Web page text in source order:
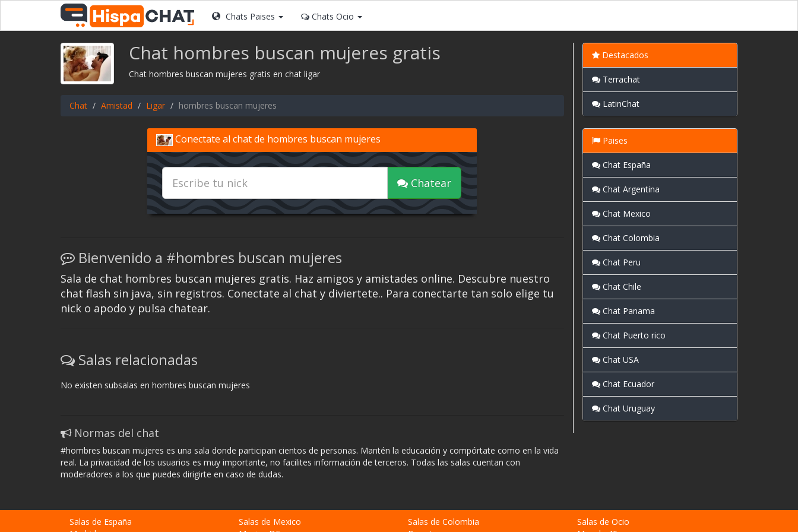
Chats Paises Chats Ocio
Chat hombres buscan mujeres gratis
Chat hombres buscan mujeres gratis en chat ligar
Chat Amistad Ligar hombres buscan mujeres
Conectate al chat de hombres buscan mujeres
Chatear
Bienvenido a #hombres buscan mujeres
Sala de chat hombres buscan mujeres gratis. Haz amigos y amistades online. Descubre nuestro
chat flash sin java, sin registros. Conectate al chat y diviertete.. Para conectarte tan solo elige tu
nick o apodo y pulsa chatear.
Salas relacionadas
No existen subsalas en hombres buscan mujeres
Normas del chat
#hombres buscan mujeres es una sala donde participan cientos de personas. Mantén la educación y compórtate como en la vida
real. La privacidad de los usuarios es muy importante, no facilites información de terceros. Todas las salas cuentan con
moderadores a los que puedes dirigirte en caso de dudas.
Destacados
Terrachat
LatinChat
Paises
Chat España
Chat Argentina
Chat Mexico
Chat Colombia
Chat Peru
Chat Chile
Chat Panama
Chat Puerto rico
Chat USA
Chat Ecuador
Chat Uruguay
Salas de España
Salas de Mexico
Salas de Colombia
Salas de Ocio